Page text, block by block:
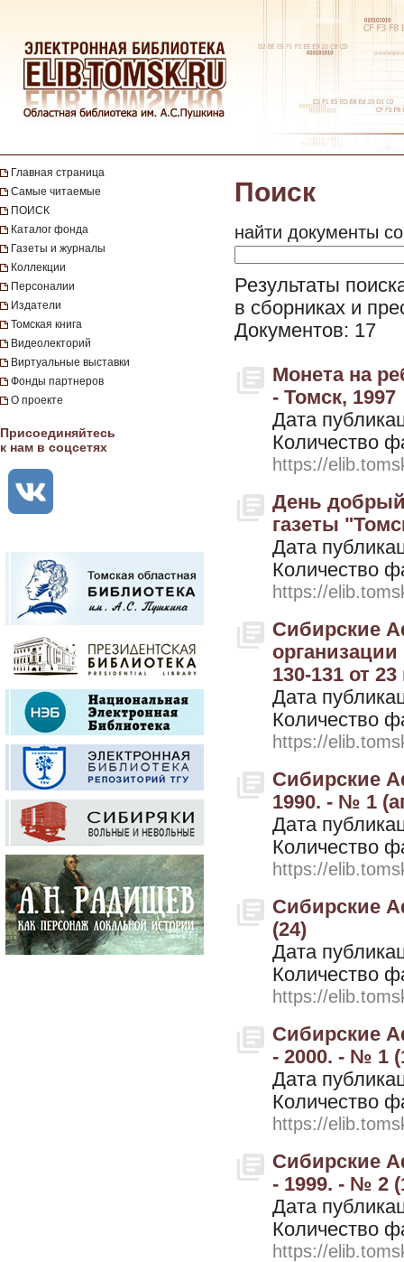
Главная страница
Самые читаемые
ПОИСК
Каталог фонда
Газеты и журналы
Коллекции
Персоналии
Издатели
Томская книга
Видеолекторий
Виртуальные выставки
Фонды партнеров
О проекте
Присоединяйтесь
к нам в соцсетях
Поиск
найти документы
Результаты
в сборниках и
Документов: 17
Монета на
- Томск, 1997
Дата
Количество
https://
День
газеты
Дата
Количество
https://
Сибирские
130-131 от
Дата
Количество
https://
Сибирские
1990. - № 1
Дата
Количество
https://
Сибирские
(24)
Дата
Количество
https://
Сибирские
- 2000. - № 1
Дата
Количество
https://
Сибирские
- 1999. - № 2
Дата
Количество
https://